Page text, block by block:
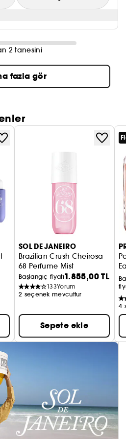
2 tanesini
fazla gör
SOL DE JANEIRO
Brazilian Crush Cheirosa
68 Perfume Mist
Başlangıç fiyatı1.855,00 TL
133Yorum
2 seçenek mevcuttur
Sepete ekle
4